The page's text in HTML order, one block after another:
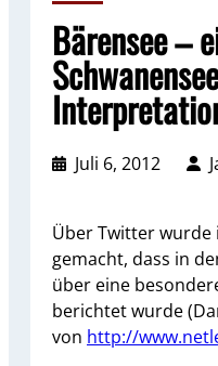
Bärensee –
Juli 6, 2012
Über Twitter wurde
gemacht, dass in
über eine
berichtet wurde
von http://